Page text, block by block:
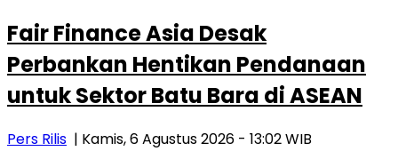
Fair Finance Asia Desak
Perbankan Hentikan Pendanaan
untuk Sektor Batu Bara di ASEAN
Pers Rilis | Kamis, 6 Agustus 2026 - 13:02 WIB